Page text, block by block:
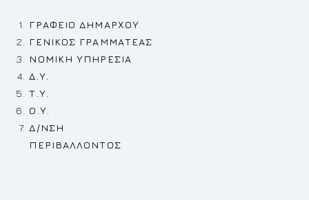
ΓΡΑΦΕΙΟ ΔΗΜΑΡΧΟΥ
ΓΕΝΙΚΟΣ ΓΡΑΜΜΑΤΕΑΣ
ΝΟΜΙΚΗ ΥΠΗΡΕΣΙΑ
Δ.Υ.
Τ.Υ.
Ο.Υ.
Δ/ΝΣΗ
ΠΕΡΙΒΑΛΛΟΝΤΟΣ